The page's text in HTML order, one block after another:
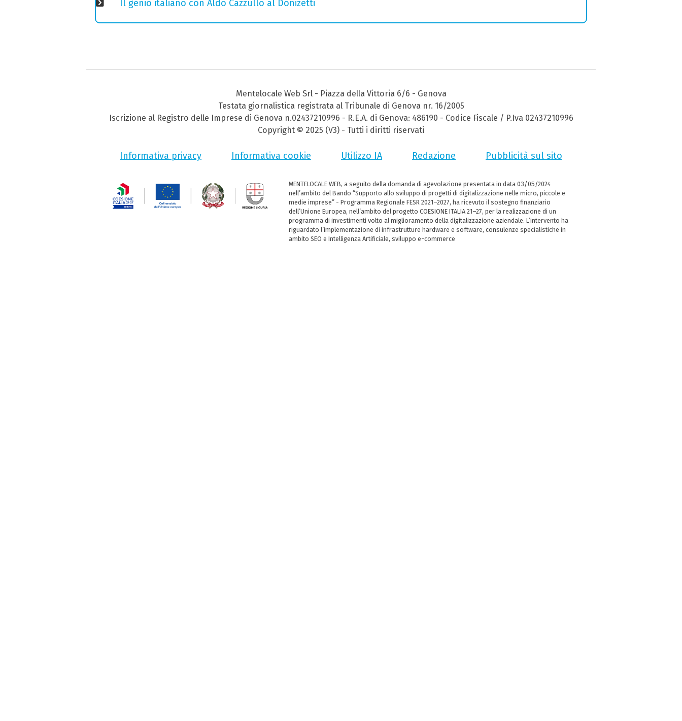
Il genio italiano con Aldo Cazzullo al Donizetti
Mentelocale Web Srl - Piazza della Vittoria 6/6 - Genova
Testata giornalistica registrata al Tribunale di Genova nr. 16/2005
Iscrizione al Registro delle Imprese di Genova n.02437210996 - R.E.A. di Genova: 486190 - Codice Fiscale / P.Iva 02437210996
Copyright © 2025 (V3) - Tutti i diritti riservati
Informativa privacy Informativa cookie Utilizzo IA Redazione Pubblicità sul sito
MENTELOCALE WEB, a seguito della domanda di agevolazione presentata in data 03/05/2024
nell’ambito del Bando “Supporto allo sviluppo di progetti di digitalizzazione nelle micro, piccole e
medie imprese” - Programma Regionale FESR 2021–2027, ha ricevuto il sostegno finanziario
dell’Unione Europea, nell’ambito del progetto COESIONE ITALIA 21–27, per la realizzazione di un
programma di investimenti volto al miglioramento della digitalizzazione aziendale. L’intervento ha
riguardato l’implementazione di infrastrutture hardware e software, consulenze specialistiche in
ambito SEO e Intelligenza Artificiale, sviluppo e-commerce